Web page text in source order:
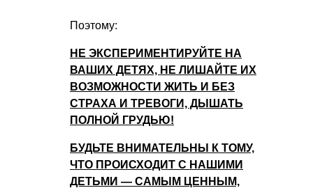
Поэтому:
НЕ ЭКСПЕРИМЕНТИРУЙТЕ НА
ВАШИХ ДЕТЯХ, НЕ ЛИШАЙТЕ ИХ
ВОЗМОЖНОСТИ ЖИТЬ И БЕЗ
СТРАХА И ТРЕВОГИ, ДЫШАТЬ
ПОЛНОЙ ГРУДЬЮ!
БУДЬТЕ ВНИМАТЕЛЬНЫ К ТОМУ,
ЧТО ПРОИСХОДИТ С НАШИМИ
ДЕТЬМИ — САМЫМ ЦЕННЫМ,